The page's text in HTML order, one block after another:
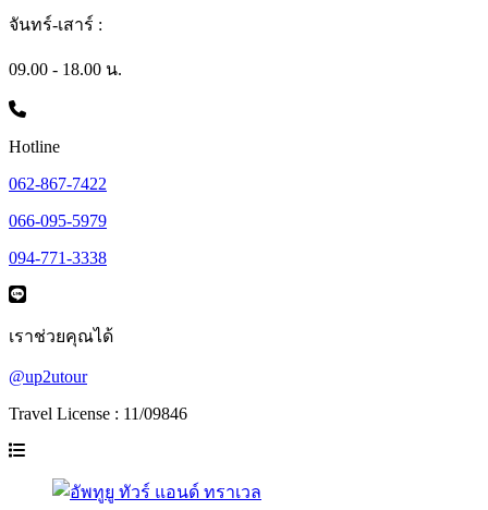
จันทร์-เสาร์ :
09.00 - 18.00 น.
Hotline
062-867-7422
066-095-5979
094-771-3338
เราช่วยคุณได้
@up2utour
Travel License : 11/09846